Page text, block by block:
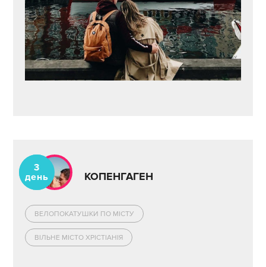
3
день
КОПЕНГАГЕН
ВЕЛОПОКАТУШКИ ПО МІСТУ
ВІЛЬНЕ МІСТО ХРІСТІАНІЯ